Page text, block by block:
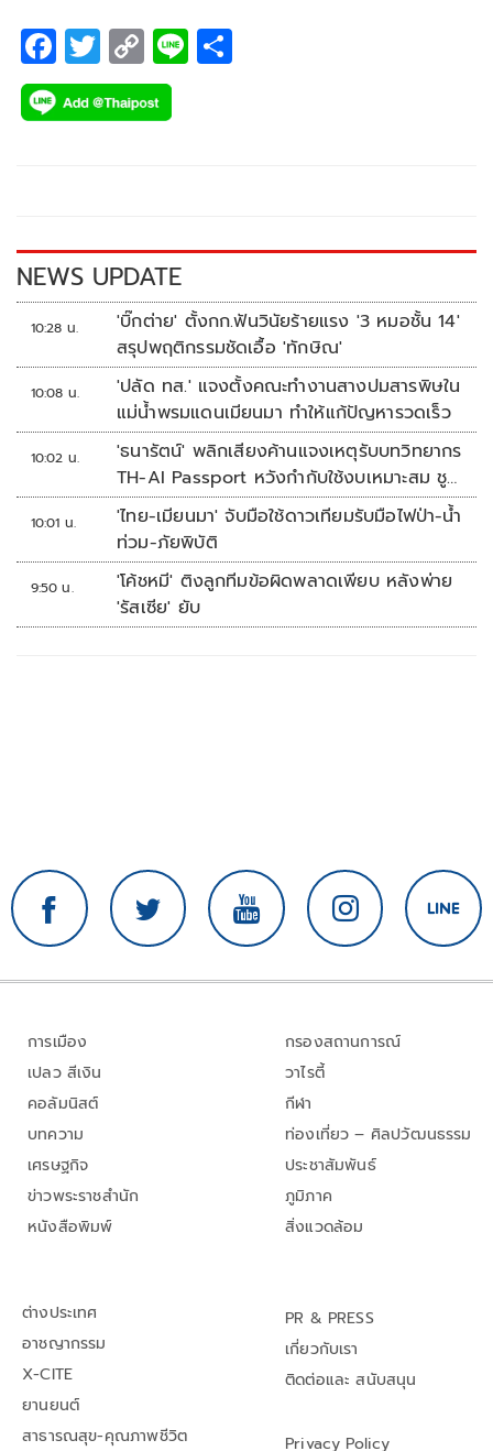
F
ac
e
k
T
wi
tt
C
o
p
k
Li
NEWS UPDATE
10:28 น.
'บิ๊กต่าย' ตั้งกก.ฟันวินัยร้ายแรง '3 หมอชั้น 14'
สรุปพฤติกรรมชัดเอื้อ 'ทักษิณ'
10:08 น.
'ปลัด ทส.' แจงตั้งคณะทำงานสางปมสารพิษใน
แม่น้ำพรมแดนเมียนมา ทำให้แก้ปัญหารวดเร็ว
10:02 น.
'ธนารัตน์' พลิกเสียงค้านแจงเหตุรับบทวิทยากร
TH-AI Passport หวังกำกับใช้งบเหมาะสม ชู
จุดเด่นคนไทยได้ใช้ AI ระดับโปร ลดเหลื่อมล้ำ
ทางเทคโนโลยี เซฟงบไปกว่า900ล้าน เชื่อหาก
ใช้เต็มที่เอกชนขาดทุนย่อยยับ
10:01 น.
'ไทย-เมียนมา' จับมือใช้ดาวเทียมรับมือไฟป่า-น้ำ
ท่วม-ภัยพิบัติ
9:50 น.
'โค้ชหมี' ติงลูกทีมข้อผิดพลาดเพียบ หลังพ่าย
'รัสเซีย' ยับ
การเมือง
เปลว สีเงิน
คอลัมนิสต์
บทความ
เศรษฐกิจ
ข่าวพระราชสำนัก
หนังสือพิมพ์
กรองสถานการณ์
วาไรตี้
กีฬา
ท่องเที่ยว – ศิลปวัฒนธรรม
ประชาสัมพันธ์
ภูมิภาค
สิ่งแวดล้อม
ต่างประเทศ
อาชญากรรม
X-CITE
ยานยนต์
สาธารณสุข-คุณภาพชีวิต
PR & PRESS
เกี่ยวกับเรา
ติดต่อและ สนับสนุน
Privacy Policy